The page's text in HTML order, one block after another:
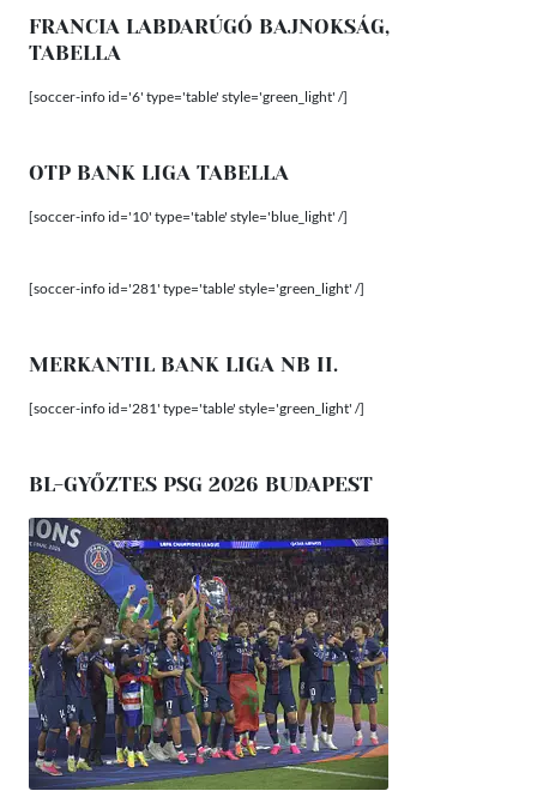
FRANCIA LABDARÚGÓ BAJNOKSÁG,
TABELLA
[soccer-info id='6' type='table' style='green_light' /]
OTP BANK LIGA TABELLA
[soccer-info id='10' type='table' style='blue_light' /]
[soccer-info id='281' type='table' style='green_light' /]
MERKANTIL BANK LIGA NB II.
[soccer-info id='281' type='table' style='green_light' /]
BL-GYŐZTES PSG 2026 BUDAPEST